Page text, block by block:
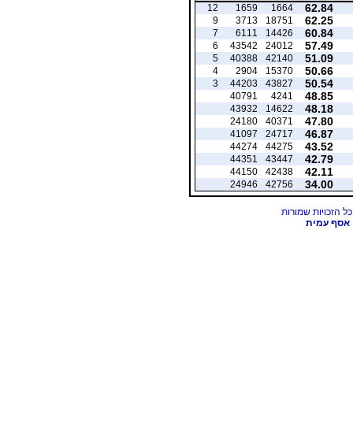
62.84
1664
1659
12
62.25
18751
3713
9
60.84
14426
6111
7
57.49
24012
43542
6
51.09
42140
40388
5
50.66
15370
2904
4
50.54
43827
44203
3
48.85
4241
40791
48.18
14622
43932
47.80
40371
24180
46.87
24717
41097
43.52
44275
44274
42.79
43447
44351
42.11
42438
44150
34.00
42756
24946
אסף עמית